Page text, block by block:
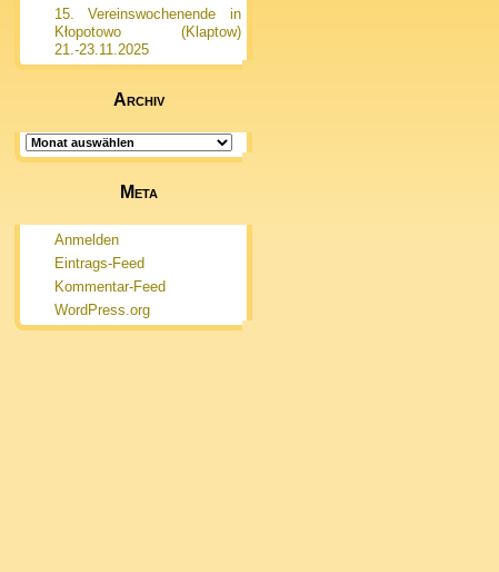
15. Vereinswochenende in
Kłopotowo (Klaptow)
21.-23.11.2025
Archiv
Archiv
Meta
Anmelden
Eintrags-Feed
Kommentar-Feed
WordPress.org